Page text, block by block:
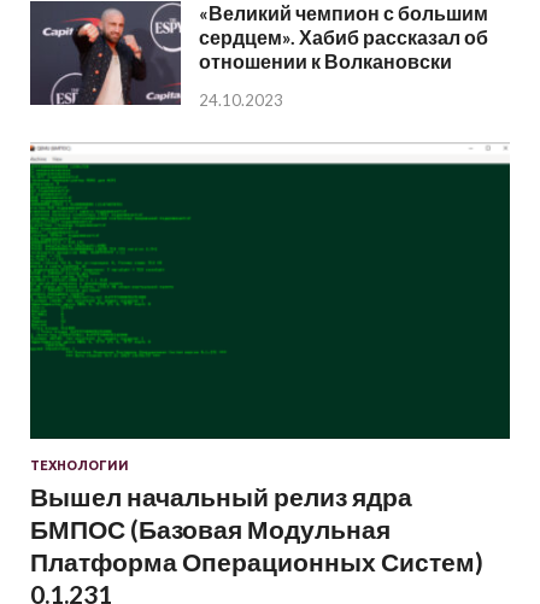
«Великий чемпион с большим
сердцем». Хабиб рассказал об
отношении к Волкановски
24.10.2023
ТЕХНОЛОГИИ
Вышел начальный релиз ядра
БМПОС (Базовая Модульная
Платформа Операционных Систем)
0.1.231